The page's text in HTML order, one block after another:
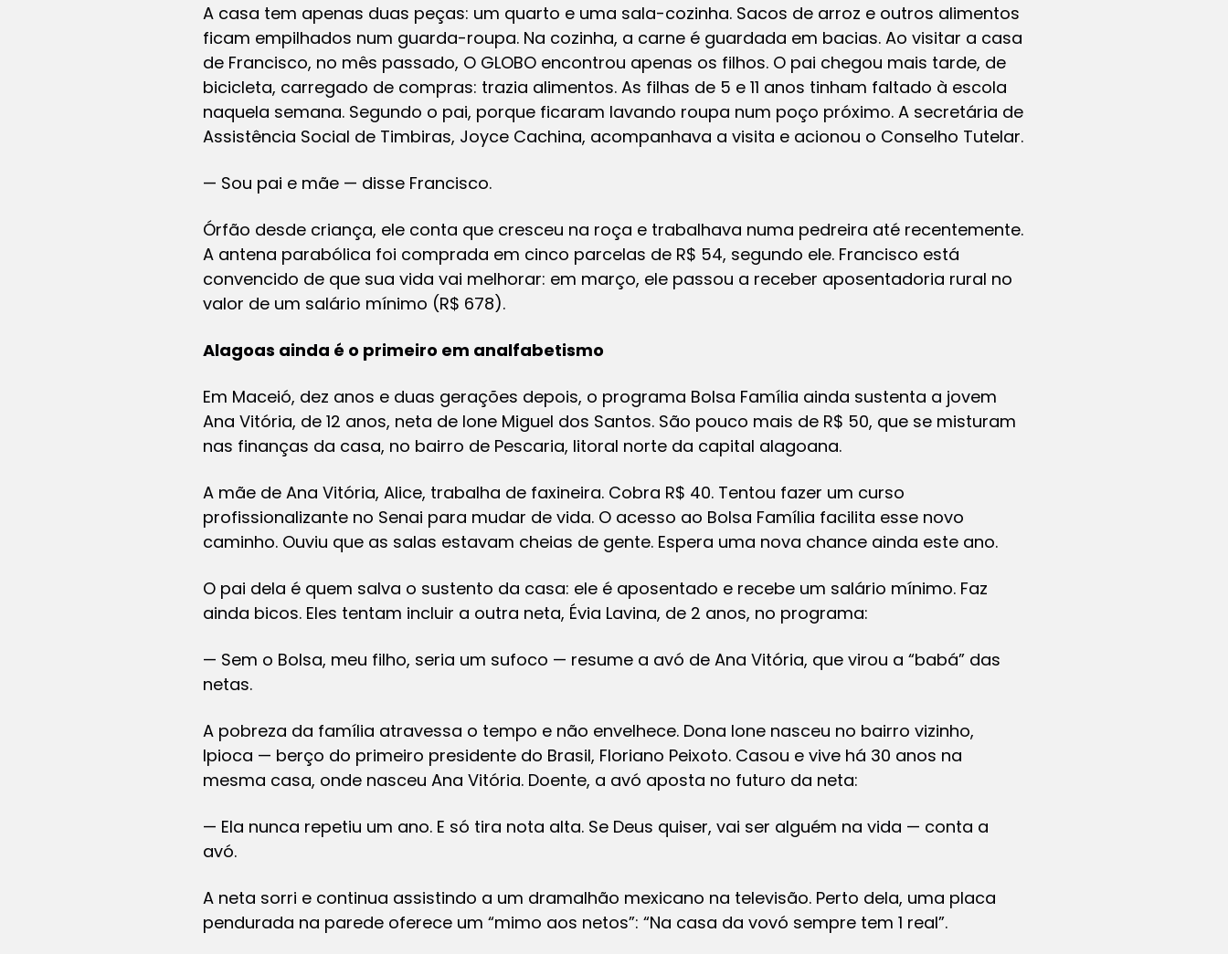
A casa tem apenas duas peças: um quarto e uma sala-cozinha. Sacos de arroz e outros alimentos
ficam empilhados num guarda-roupa. Na cozinha, a carne é guardada em bacias. Ao visitar a casa
de Francisco, no mês passado, O GLOBO encontrou apenas os filhos. O pai chegou mais tarde, de
bicicleta, carregado de compras: trazia alimentos. As filhas de 5 e 11 anos tinham faltado à escola
naquela semana. Segundo o pai, porque ficaram lavando roupa num poço próximo. A secretária de
Assistência Social de Timbiras, Joyce Cachina, acompanhava a visita e acionou o Conselho Tutelar.
— Sou pai e mãe — disse Francisco.
Órfão desde criança, ele conta que cresceu na roça e trabalhava numa pedreira até recentemente.
A antena parabólica foi comprada em cinco parcelas de R$ 54, segundo ele. Francisco está
convencido de que sua vida vai melhorar: em março, ele passou a receber aposentadoria rural no
valor de um salário mínimo (R$ 678).
Alagoas ainda é o primeiro em analfabetismo
Em Maceió, dez anos e duas gerações depois, o programa Bolsa Família ainda sustenta a jovem
Ana Vitória, de 12 anos, neta de Ione Miguel dos Santos. São pouco mais de R$ 50, que se misturam
nas finanças da casa, no bairro de Pescaria, litoral norte da capital alagoana.
A mãe de Ana Vitória, Alice, trabalha de faxineira. Cobra R$ 40. Tentou fazer um curso
profissionalizante no Senai para mudar de vida. O acesso ao Bolsa Família facilita esse novo
caminho. Ouviu que as salas estavam cheias de gente. Espera uma nova chance ainda este ano.
O pai dela é quem salva o sustento da casa: ele é aposentado e recebe um salário mínimo. Faz
ainda bicos. Eles tentam incluir a outra neta, Évia Lavina, de 2 anos, no programa:
— Sem o Bolsa, meu filho, seria um sufoco — resume a avó de Ana Vitória, que virou a “babá” das
netas.
A pobreza da família atravessa o tempo e não envelhece. Dona Ione nasceu no bairro vizinho,
Ipioca — berço do primeiro presidente do Brasil, Floriano Peixoto. Casou e vive há 30 anos na
mesma casa, onde nasceu Ana Vitória. Doente, a avó aposta no futuro da neta:
— Ela nunca repetiu um ano. E só tira nota alta. Se Deus quiser, vai ser alguém na vida — conta a
avó.
A neta sorri e continua assistindo a um dramalhão mexicano na televisão. Perto dela, uma placa
pendurada na parede oferece um “mimo aos netos”: “Na casa da vovó sempre tem 1 real”.